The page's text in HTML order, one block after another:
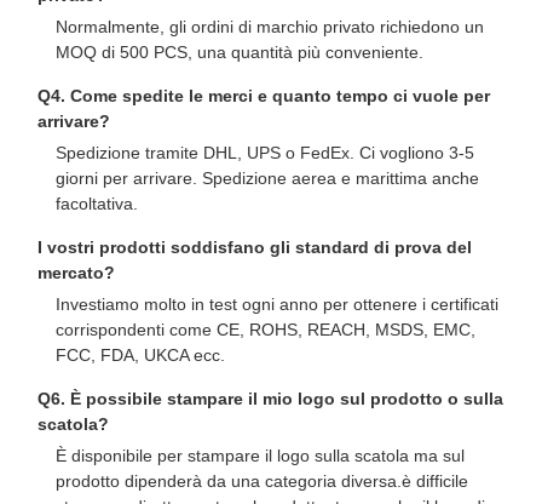
Normalmente, gli ordini di marchio privato richiedono un
MOQ di 500 PCS, una quantità più conveniente.
Q4. Come spedite le merci e quanto tempo ci vuole per
arrivare?
Spedizione tramite DHL, UPS o FedEx. Ci vogliono 3-5
giorni per arrivare. Spedizione aerea e marittima anche
facoltativa.
I vostri prodotti soddisfano gli standard di prova del
mercato?
Investiamo molto in test ogni anno per ottenere i certificati
corrispondenti come CE, ROHS, REACH, MSDS, EMC,
FCC, FDA, UKCA ecc.
Q6. È possibile stampare il mio logo sul prodotto o sulla
scatola?
È disponibile per stampare il logo sulla scatola ma sul
prodotto dipenderà da una categoria diversa.è difficile